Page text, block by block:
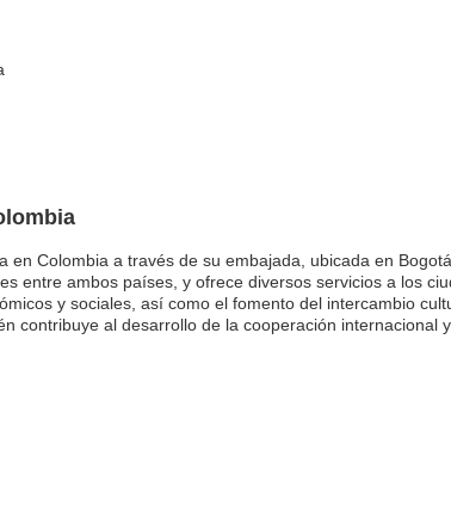
Colombia a través de su embajada, ubicada en
entre ambos países, y ofrece diversos servicios a los
y sociales, así como el fomento del intercambio
contribuye al desarrollo de la cooperación internacional